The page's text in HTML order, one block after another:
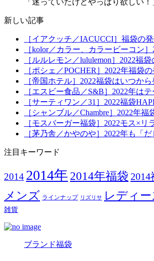
新しい記事
［イアクッチ／IACUCCI］福袋の
［kolor／カラー、カラービーコン
［ルルレモン／lululemon］2022福
［ポシェ／POCHER］2022年福袋
［帝国ホテル］2022福袋はいつか
［エスビー食品／S&B］2022年
［サーティワン／31］2022福袋
［シャンブル／Chambre］2022年
［モスバーガー福袋］2022モス×
［茅乃舎／かやのや］2022年も「
注目キーワード
2014 2014年 2014年福袋 2014
メンズ ラインナップ リズリサ レディー
雑貨
ブランド福袋